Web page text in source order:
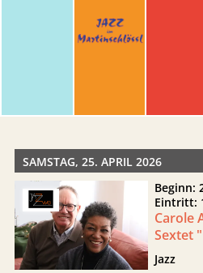
SAMSTAG, 25. APRIL 2026
Beginn:
Eintritt:
Carole
Sextet
Jazz